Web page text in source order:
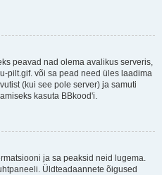
peavad nad olema avalikus serveris,
pilt.gif. või sa pead need üles laadima
(kui see pole server) ja samuti
kasuta BBkood'i.
ja sa peaksid neid lugema.
Üldteadaannete õigused